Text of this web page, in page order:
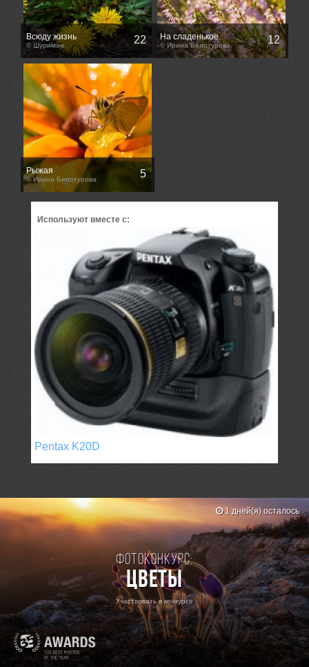
Всюду жизнь
© Шуриман 22 На сладенькое
© Ирина Белотурова 12
Рыжая
© Ирина Белотурова 5
Используют вместе с:
Pentax K20D
Фотоконкурс:
Цветы
Участвовать в конкурсе
1 дней(я) осталось